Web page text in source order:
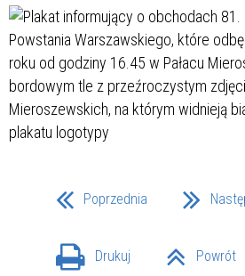
Poprzednia
Drukuj Powrót